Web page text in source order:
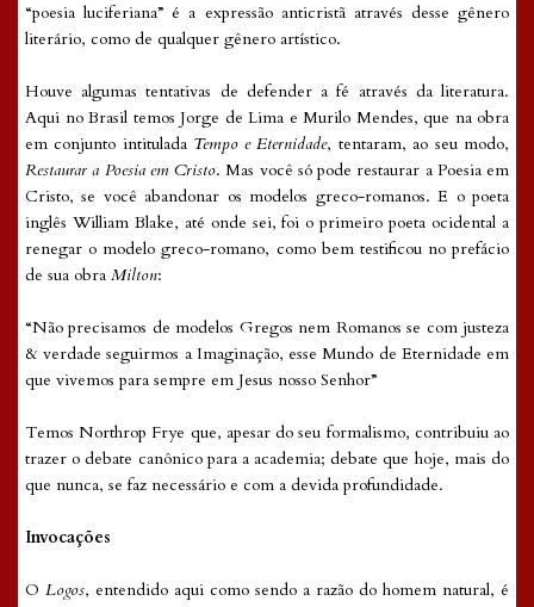
“poesia luciferiana” é a expressão anticristã através desse gênero
literário, como de qualquer gênero artístico.
Houve algumas tentativas de defender a fé através da literatura.
Aqui no Brasil temos Jorge de Lima e Murilo Mendes, que na obra
em conjunto intitulada Tempo e Eternidade, tentaram, ao seu modo,
Restaurar a Poesia em Cristo. Mas você só pode restaurar a Poesia em
Cristo, se você abandonar os modelos greco-romanos. E o poeta
inglês William Blake, até onde sei, foi o primeiro poeta ocidental a
renegar o modelo greco-romano, como bem testificou no prefácio
de sua obra Milton:
“Não precisamos de modelos Gregos nem Romanos se com justeza
& verdade seguirmos a Imaginação, esse Mundo de Eternidade em
que vivemos para sempre em Jesus nosso Senhor”
Temos Northrop Frye que, apesar do seu formalismo, contribuiu ao
trazer o debate canônico para a academia; debate que hoje, mais do
que nunca, se faz necessário e com a devida profundidade.
Invocações
O Logos, entendido aqui como sendo a razão do homem natural, é